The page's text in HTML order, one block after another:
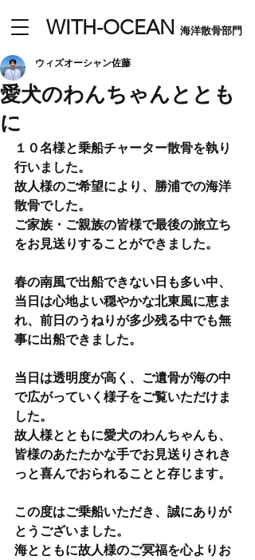
​WITH-OCEAN 海洋散骨部門
愛犬のわんちゃんととも
に
ウィズオーシャン佐藤
１０名様と乗船チャーター散骨を執り
行いました。
故人様のご希望により、勝浦での海洋
散骨でした。
ご家族・ご親族の皆様で最後の旅立ち
をお見送りすることができました。
春の南風で出船できない日も多い中、
当日は心地よい穏やかな北東風に恵ま
れ、前日のうねりが多少残る中でも無
事に出船できました。
当日は透明度が高く、ご遺骨が海の中
で広がっていく様子をご覧いただけま
した。
故人様とともに愛犬のわんちゃんも、
皆様のあたたかな手でお見送りされき
っと喜んでおられることと存じます。
この度はご乗船いただき、誠にありが
とうございました。
海とともに故人様のご冥福を心よりお